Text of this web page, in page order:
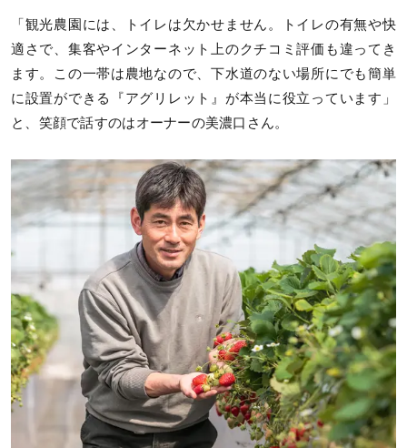
「観光農園には、トイレは欠かせません。トイレの有無や快
適さで、集客やインターネット上のクチコミ評価も違ってき
ます。この一帯は農地なので、下水道のない場所にでも簡単
に設置ができる『アグリレット』が本当に役立っています」
と、笑顔で話すのはオーナーの美濃口さん。